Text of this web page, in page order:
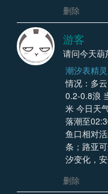
删除
游客
请问今天葫
潮汐表精
情况：多
0.2-0.8浪
米 今日天气适合钓鱼！ 建议关注潮汐转换时段：
落潮至
鱼口相对
条；路亚
汐变化，
删除